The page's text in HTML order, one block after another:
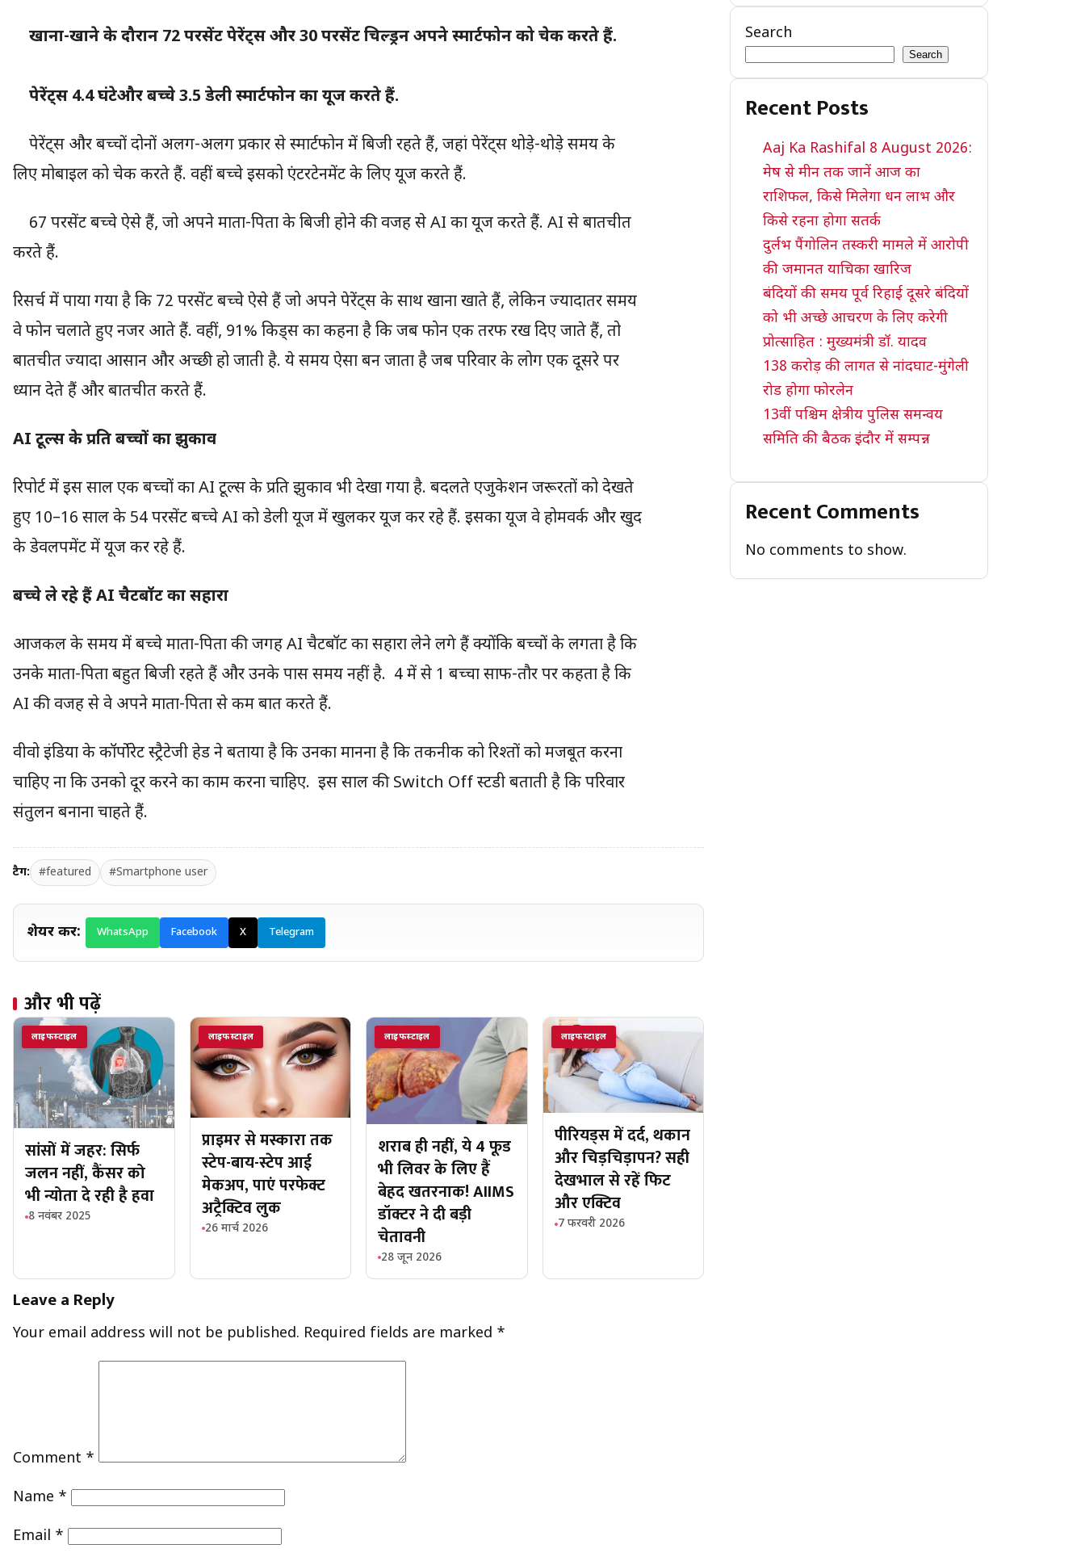
खाना-खाने के दौरान 72 परसेंट पेरेंट्स और 30 परसेंट चिल्ड्रन अपने स्मार्टफोन को चेक करते हैं.
पेरेंट्स 4.4 घंटेऔर बच्चे 3.5 डेली स्मार्टफोन का यूज करते हैं.
पेरेंट्स और बच्चों दोनों अलग-अलग प्रकार से स्मार्टफोन में बिजी रहते हैं, जहां पेरेंट्स थोड़े-थोड़े समय के
लिए मोबाइल को चेक करते हैं. वहीं बच्चे इसको एंटरटेनमेंट के लिए यूज करते हैं.
67 परसेंट बच्चे ऐसे हैं, जो अपने माता-पिता के बिजी होने की वजह से AI का यूज करते हैं. AI से बातचीत
करते हैं.
रिसर्च में पाया गया है कि 72 परसेंट बच्चे ऐसे हैं जो अपने पेरेंट्स के साथ खाना खाते हैं, लेकिन ज्यादातर समय
वे फोन चलाते हुए नजर आते हैं. वहीं, 91% किड्स का कहना है कि जब फोन एक तरफ रख दिए जाते हैं, तो
बातचीत ज्यादा आसान और अच्छी हो जाती है. ये समय ऐसा बन जाता है जब परिवार के लोग एक दूसरे पर
ध्यान देते हैं और बातचीत करते हैं.
AI टूल्स के प्रति बच्चों का झुकाव
रिपोर्ट में इस साल एक बच्चों का AI टूल्स के प्रति झुकाव भी देखा गया है. बदलते एजुकेशन जरूरतों को देखते
हुए 10–16 साल के 54 परसेंट बच्चे AI को डेली यूज में खुलकर यूज कर रहे हैं. इसका यूज वे होमवर्क और खुद
के डेवलपमेंट में यूज कर रहे हैं.
बच्चे ले रहे हैं AI चैटबॉट का सहारा
आजकल के समय में बच्चे माता-पिता की जगह AI चैटबॉट का सहारा लेने लगे हैं क्योंकि बच्चों के लगता है कि
उनके माता-पिता बहुत बिजी रहते हैं और उनके पास समय नहीं है. 4 में से 1 बच्चा साफ-तौर पर कहता है कि
AI की वजह से वे अपने माता-पिता से कम बात करते हैं.
वीवो इंडिया के कॉर्पोरेट स्ट्रैटेजी हेड ने बताया है कि उनका मानना है कि तकनीक को रिश्तों को मजबूत करना
चाहिए ना कि उनको दूर करने का काम करना चाहिए. इस साल की Switch Off स्टडी बताती है कि परिवार
संतुलन बनाना चाहते हैं.
टैग: #featured #Smartphone user
शेयर करें: WhatsApp Facebook X Telegram
और भी पढ़ें
लाइफस्टाइल
सांसों में जहर: सिर्फ
जलन नहीं, कैंसर को
भी न्योता दे रही है हवा
8 नवंबर 2025
लाइफस्टाइल
प्राइमर से मस्कारा तक
स्टेप-बाय-स्टेप आई
मेकअप, पाएं परफेक्ट
अट्रैक्टिव लुक
26 मार्च 2026
लाइफस्टाइल
शराब ही नहीं, ये 4 फूड
भी लिवर के लिए हैं
बेहद खतरनाक! AIIMS
डॉक्टर ने दी बड़ी
चेतावनी
28 जून 2026
लाइफस्टाइल
पीरियड्स में दर्द, थकान
और चिड़चिड़ापन? सही
देखभाल से रहें फिट
और एक्टिव
7 फरवरी 2026
Leave a Reply
Your email address will not be published. Required fields are marked *
Comment *
Name *
Email *
Search
Search
Recent Posts
Aaj Ka Rashifal 8 August 2026:
मेष से मीन तक जानें आज का
राशिफल, किसे मिलेगा धन लाभ और
किसे रहना होगा सतर्क
दुर्लभ पैंगोलिन तस्करी मामले में आरोपी
की जमानत याचिका खारिज
बंदियों की समय पूर्व रिहाई दूसरे बंदियों
को भी अच्छे आचरण के लिए करेगी
प्रोत्साहित : मुख्यमंत्री डॉ. यादव
138 करोड़ की लागत से नांदघाट-मुंगेली
रोड होगा फोरलेन
13वीं पश्चिम क्षेत्रीय पुलिस समन्वय
समिति की बैठक इंदौर में सम्पन्न
Recent Comments
No comments to show.